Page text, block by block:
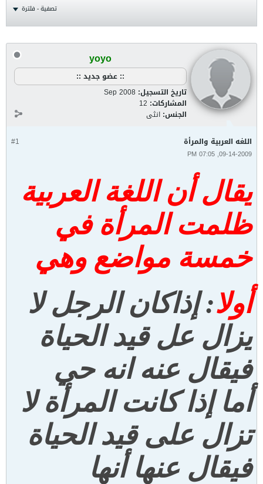
تصفية - فلترة
yoyo
:: عضو جديد ::
تاريخ التسجيل: Sep 2008
المشاركات: 12
الجنس: انثى
#1 اللغه العربية والمرأة‏
09-14-2009, 07:05 PM
يقال أن اللغة العربية
ظلمت المرأة في
خمسة مواضع وهي
أولا: إذاكان الرجل لا
يزال عل قيد الحياة
فيقال عنه انه حي
أما إذا كانت المرأة لا
تزالعلى قيد الحياة
فيقال عنها أنها